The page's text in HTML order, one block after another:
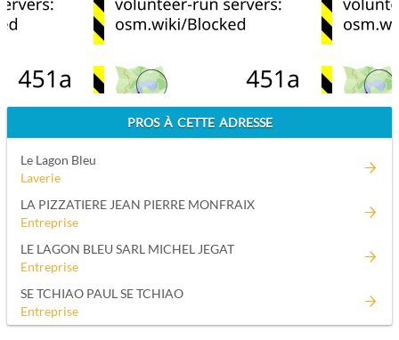
PROS À CETTE ADRESSE
Le Lagon Bleu
Laverie
LA PIZZATIERE JEAN PIERRE MONFRAIX
Entreprise
LE LAGON BLEU SARL MICHEL JEGAT
Entreprise
SE TCHIAO PAUL SE TCHIAO
Entreprise